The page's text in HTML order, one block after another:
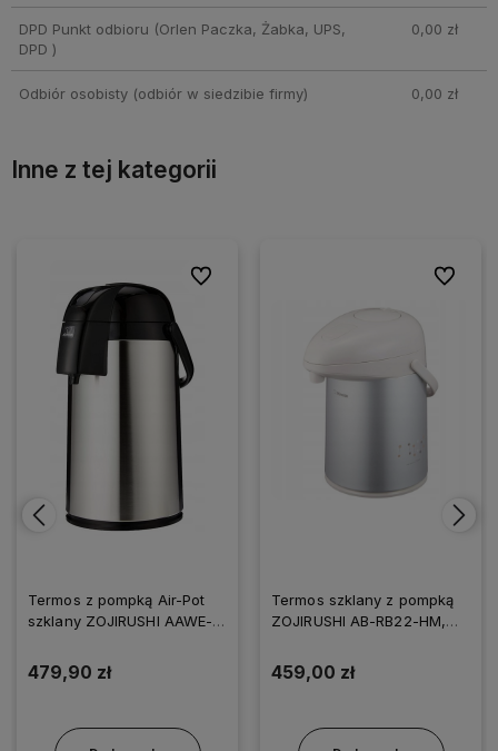
DPD Punkt odbioru (Orlen Paczka, Żabka, UPS,
DPD )
0,00 zł
Odbiór osobisty(odbiór w siedzibie firmy) 0,00 zł
Inne z tej kategorii
Termos z pompką Air-Pot
szklany ZOJIRUSHI AAWE-
479,90 zł
Do ulubionych
Do ulubionych
Termos szklany z pompką
ZOJIRUSHI AB-RB22-HM,
459,00 zł
Do
Do